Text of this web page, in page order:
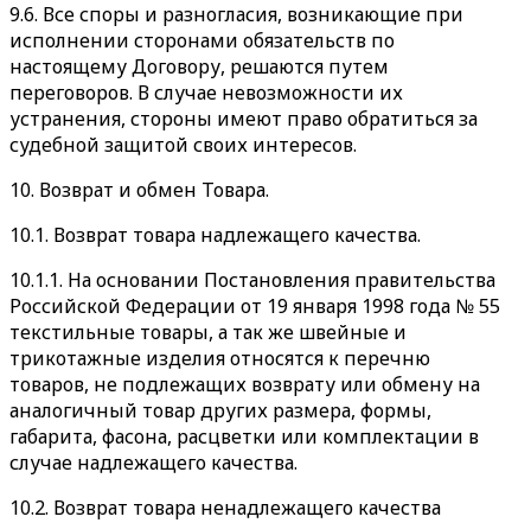
9.6. Все споры и разногласия, возникающие при
исполнении сторонами обязательств по
настоящему Договору, решаются путем
переговоров. В случае невозможности их
устранения, стороны имеют право обратиться за
судебной защитой своих интересов.
10. Возврат и обмен Товара.
10.1. Возврат товара надлежащего качества.
10.1.1. На основании Постановления правительства
Российской Федерации от 19 января 1998 года № 55
текстильные товары, а так же швейные и
трикотажные изделия относятся к перечню
товаров, не подлежащих возврату или обмену на
аналогичный товар других размера, формы,
габарита, фасона, расцветки или комплектации в
случае надлежащего качества.
10.2. Возврат товара ненадлежащего качества